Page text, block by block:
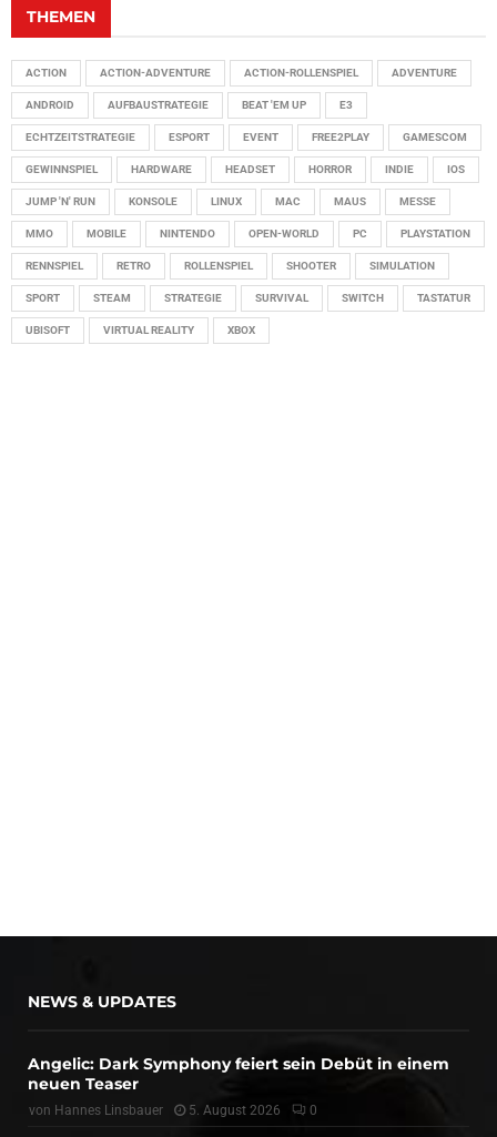
THEMEN
ACTION ACTION-ADVENTURE ACTION-ROLLENSPIEL ADVENTURE
ANDROID AUFBAUSTRATEGIE BEAT 'EM UP E3
ECHTZEITSTRATEGIE ESPORT EVENT FREE2PLAY GAMESCOM
GEWINNSPIEL HARDWARE HEADSET HORROR INDIE IOS
JUMP 'N' RUN KONSOLE LINUX MAC MAUS MESSE
MMO MOBILE NINTENDO OPEN-WORLD PC PLAYSTATION
RENNSPIEL RETRO ROLLENSPIEL SHOOTER SIMULATION
SPORT STEAM STRATEGIE SURVIVAL SWITCH TASTATUR
UBISOFT VIRTUAL REALITY XBOX
NEWS & UPDATES
Angelic: Dark Symphony feiert sein Debüt in einem
neuen Teaser
von Hannes Linsbauer 5. August 2026 0